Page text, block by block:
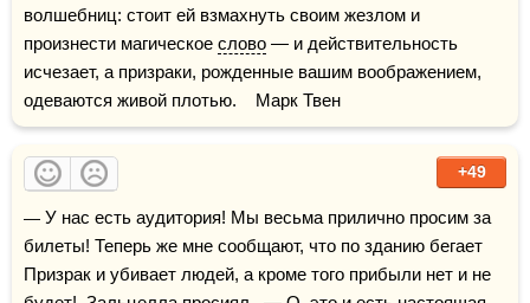
волшебниц: стоит ей взмахнуть своим жезлом и
произнести магическое слово — и действительность
исчезает, а призраки, рожденные вашим воображением,
одеваются живой плотью.    Марк Твен
+49
— У нас есть аудитория! Мы весьма прилично просим за
билеты! Теперь же мне сообщают, что по зданию бегает
Призрак и убивает людей, а кроме того прибыли нет и не